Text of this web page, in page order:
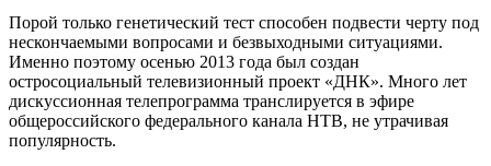
Порой только генетический тест способен подвести черту под
нескончаемыми вопросами и безвыходными ситуациями.
Именно поэтому осенью 2013 года был создан
остросоциальный телевизионный проект «ДНК». Много лет
дискуссионная телепрограмма транслируется в эфире
общероссийского федерального канала НТВ, не утрачивая
популярность.